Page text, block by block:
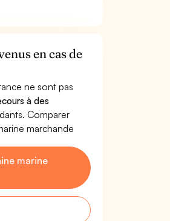
en cas de
ne sont pas
à des
Comparer
marchande
marine